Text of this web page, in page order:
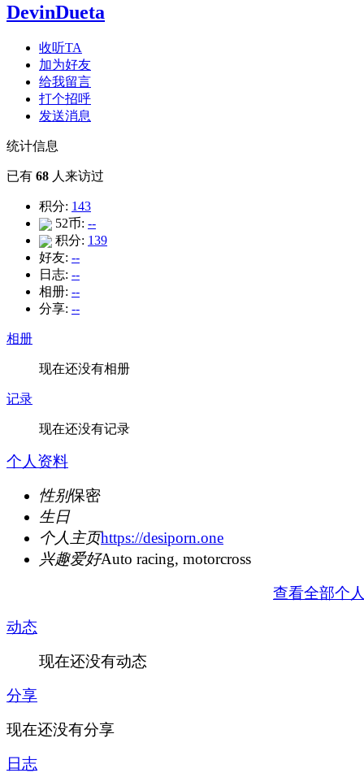
DevinDueta
收听TA
加为好友
给我留言
打个招呼
发送消息
统计信息
已有 68 人来访过
积分: 143
52币: --
积分: 139
好友: --
日志: --
相册: --
分享: --
相册
现在还没有相册
记录
现在还没有记录
个人资料
性别保密
生日
个人主页https://desiporn.one
兴趣爱好Auto racing, motorcross
查看全部个
动态
现在还没有动态
分享
现在还没有分享
日志